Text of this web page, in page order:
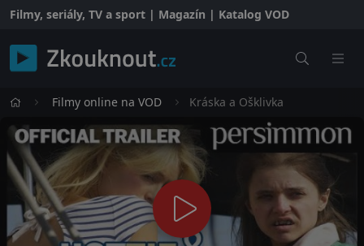
Filmy, seriály, TV a sport | Magazín | Katalog VOD
Filmy online na VOD Kráska a Ošklivka